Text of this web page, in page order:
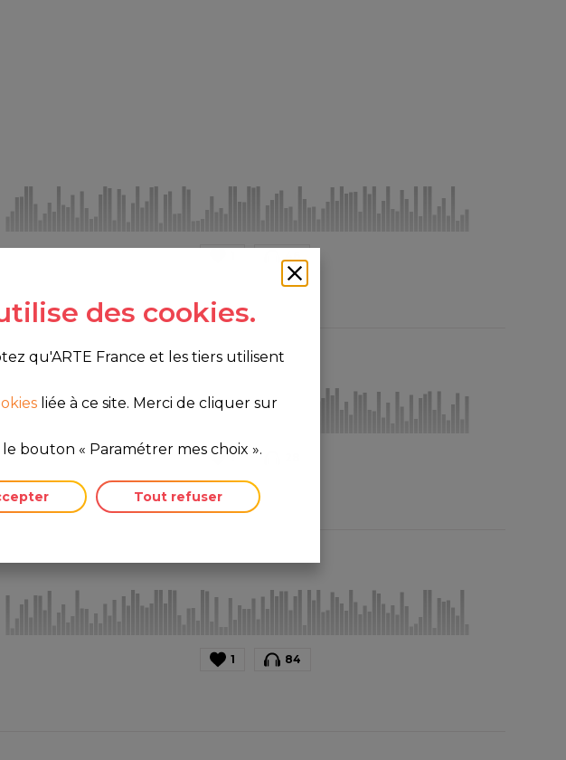
1
1 84
des cookies.
qu'ARTE France et les tiers utilisent
liée à ce site. Merci de cliquer sur
bouton « Paramétrer mes choix ».
Tout refuser